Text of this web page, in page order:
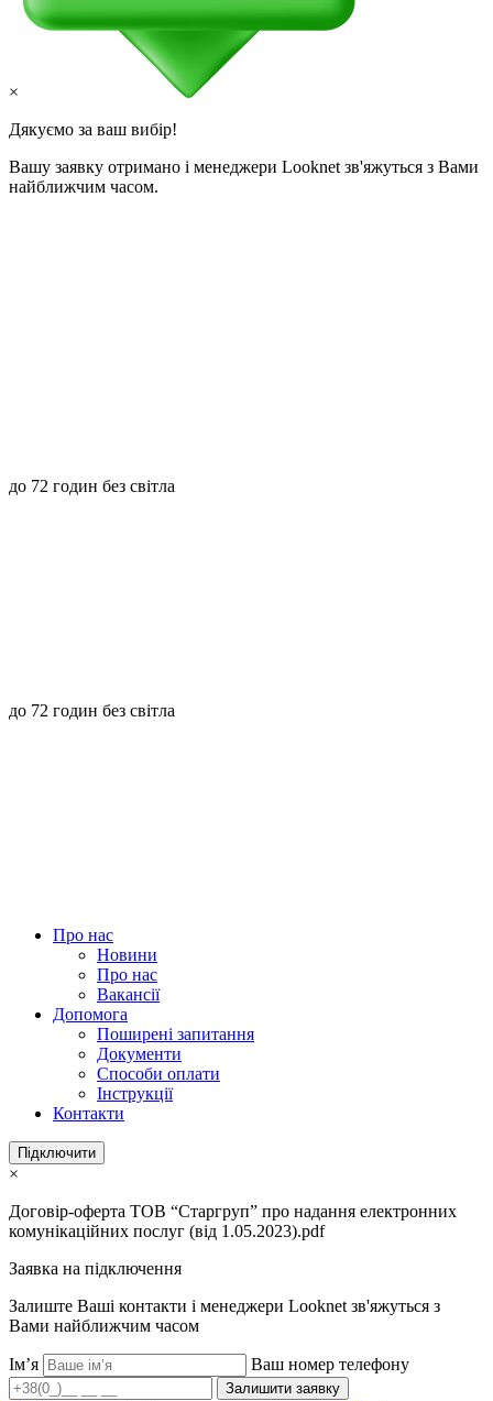
×
Дякуємо за ваш вибір!
Вашу заявку отримано і менеджери Looknet зв'яжуться з Вами
найближчим часом.
до 72 годин без світла
до 72 годин без світла
Про нас
Новини
Про нас
Вакансії
Допомога
Поширені запитання
Документи
Способи оплати
Інструкції
Контакти
Підключити
×
Договір-оферта ТОВ “Старгруп” про надання електронних
комунікаційних послуг (від 1.05.2023).pdf
Заявка на підключення
Залиште Ваші контакти і менеджери Looknet зв'яжуться з
Вами найближчим часом
Ім’я Ваш номер телефону
Залишити заявку